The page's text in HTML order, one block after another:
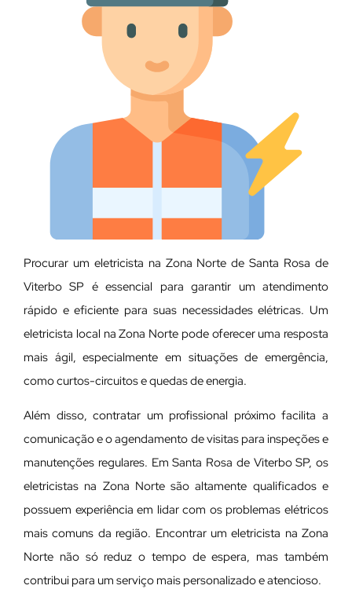
Procurar um eletricista na Zona Norte de Santa Rosa de
Viterbo SP é essencial para garantir um atendimento
rápido e eficiente para suas necessidades elétricas. Um
eletricista local na Zona Norte pode oferecer uma resposta
mais ágil, especialmente em situações de emergência,
como curtos-circuitos e quedas de energia.
Além disso, contratar um profissional próximo facilita a
comunicação e o agendamento de visitas para inspeções e
manutenções regulares. Em Santa Rosa de Viterbo SP, os
eletricistas na Zona Norte são altamente qualificados e
possuem experiência em lidar com os problemas elétricos
mais comuns da região. Encontrar um eletricista na Zona
Norte não só reduz o tempo de espera, mas também
contribui para um serviço mais personalizado e atencioso.